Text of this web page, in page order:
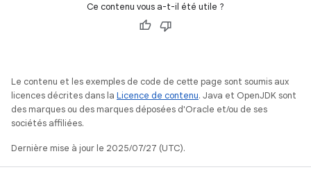
Ce contenu vous a-t-il été utile ?
Le contenu et les exemples de code de cette page sont soumis aux
licences décrites dans la Licence de contenu. Java et OpenJDK sont
des marques ou des marques déposées d'Oracle et/ou de ses
sociétés affiliées.
Dernière mise à jour le 2025/07/27 (UTC).